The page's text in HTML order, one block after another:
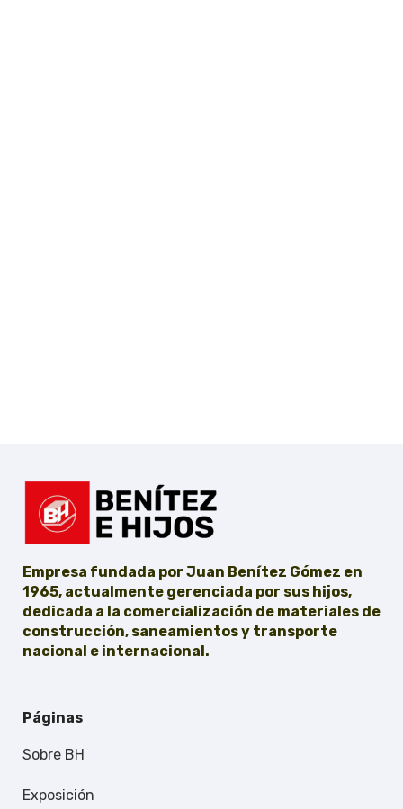
Empresa fundada por Juan Benítez Gómez en
1965, actualmente gerenciada por sus hijos,
dedicada a la comercialización de materiales de
construcción, saneamientos y transporte
nacional e internacional.
Páginas
Sobre BH
Exposición